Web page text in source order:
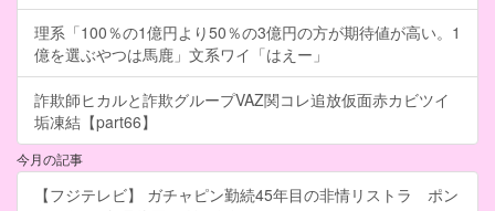
理系「100％の1億円より50％の3億円の方が期待値が高い。1
億を選ぶやつは馬鹿」文系ワイ「はえー」
詐欺師ヒカルと詐欺グループVAZ関コレ追放仮面赤カビツイ
垢凍結【part66】
今月の記事
【フジテレビ】 ガチャピン勤続45年目の非情リストラ ポン